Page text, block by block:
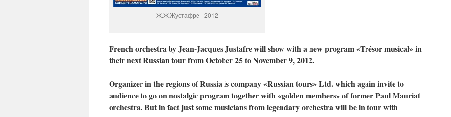
Ж.Ж.Жустафре - 2012
French orchestra by Jean-Jacques Justafre will show with a new program «Trésor musical» in
their next Russian tour from October 25 to November 9, 2012.
Organizer in the regions of Russia is company «Russian tours» Ltd. which again invite to
audience to go on nostalgic program together with «golden members» of former Paul Mauriat
orchestra. But in fact just some musicians from legendary orchestra will be in tour with